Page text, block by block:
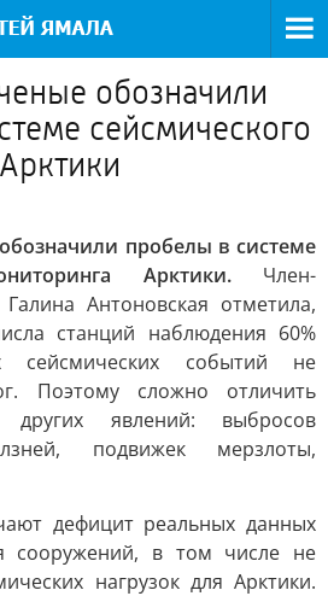
обозначили
сейсмического
пробелы в системе
Арктики.Член-
Антоновская отметила,
станций наблюдения 60%
сейсмических событий не
Поэтому сложно отличить
других явлений: выбросов
подвижек мерзлоты,
дефицит реальных данных
сооружений, в том числе не
нагрузок для Арктики.